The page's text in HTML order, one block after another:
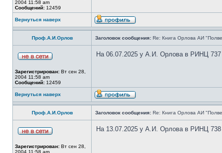
2004 11:58 am
Сообщений: 12459
Вернуться наверх
Проф.А.И.Орлов Заголовок сообщения: Re: Книга Орлова АИ
Зарегистрирован: Вт сен 28,
2004 11:58 am
Сообщений: 12459
На 06.07.2025 у А.И. Орлова в РИНЦ 737
Вернуться наверх
Проф.А.И.Орлов Заголовок сообщения: Re: Книга Орлова АИ
Зарегистрирован: Вт сен 28,
2004 11:58 am
На 13.07.2025 у А.И. Орлова в РИНЦ 738